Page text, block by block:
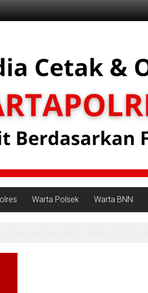
Warta Polsek Warta BNN